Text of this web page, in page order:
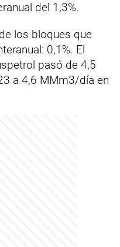
del 1,3%.
los bloques que
0,1%. El
pasó de 4,5
a 4,6 MMm3/día en